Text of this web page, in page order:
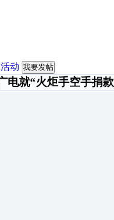
动 我要发帖
电就“火炬手空手捐